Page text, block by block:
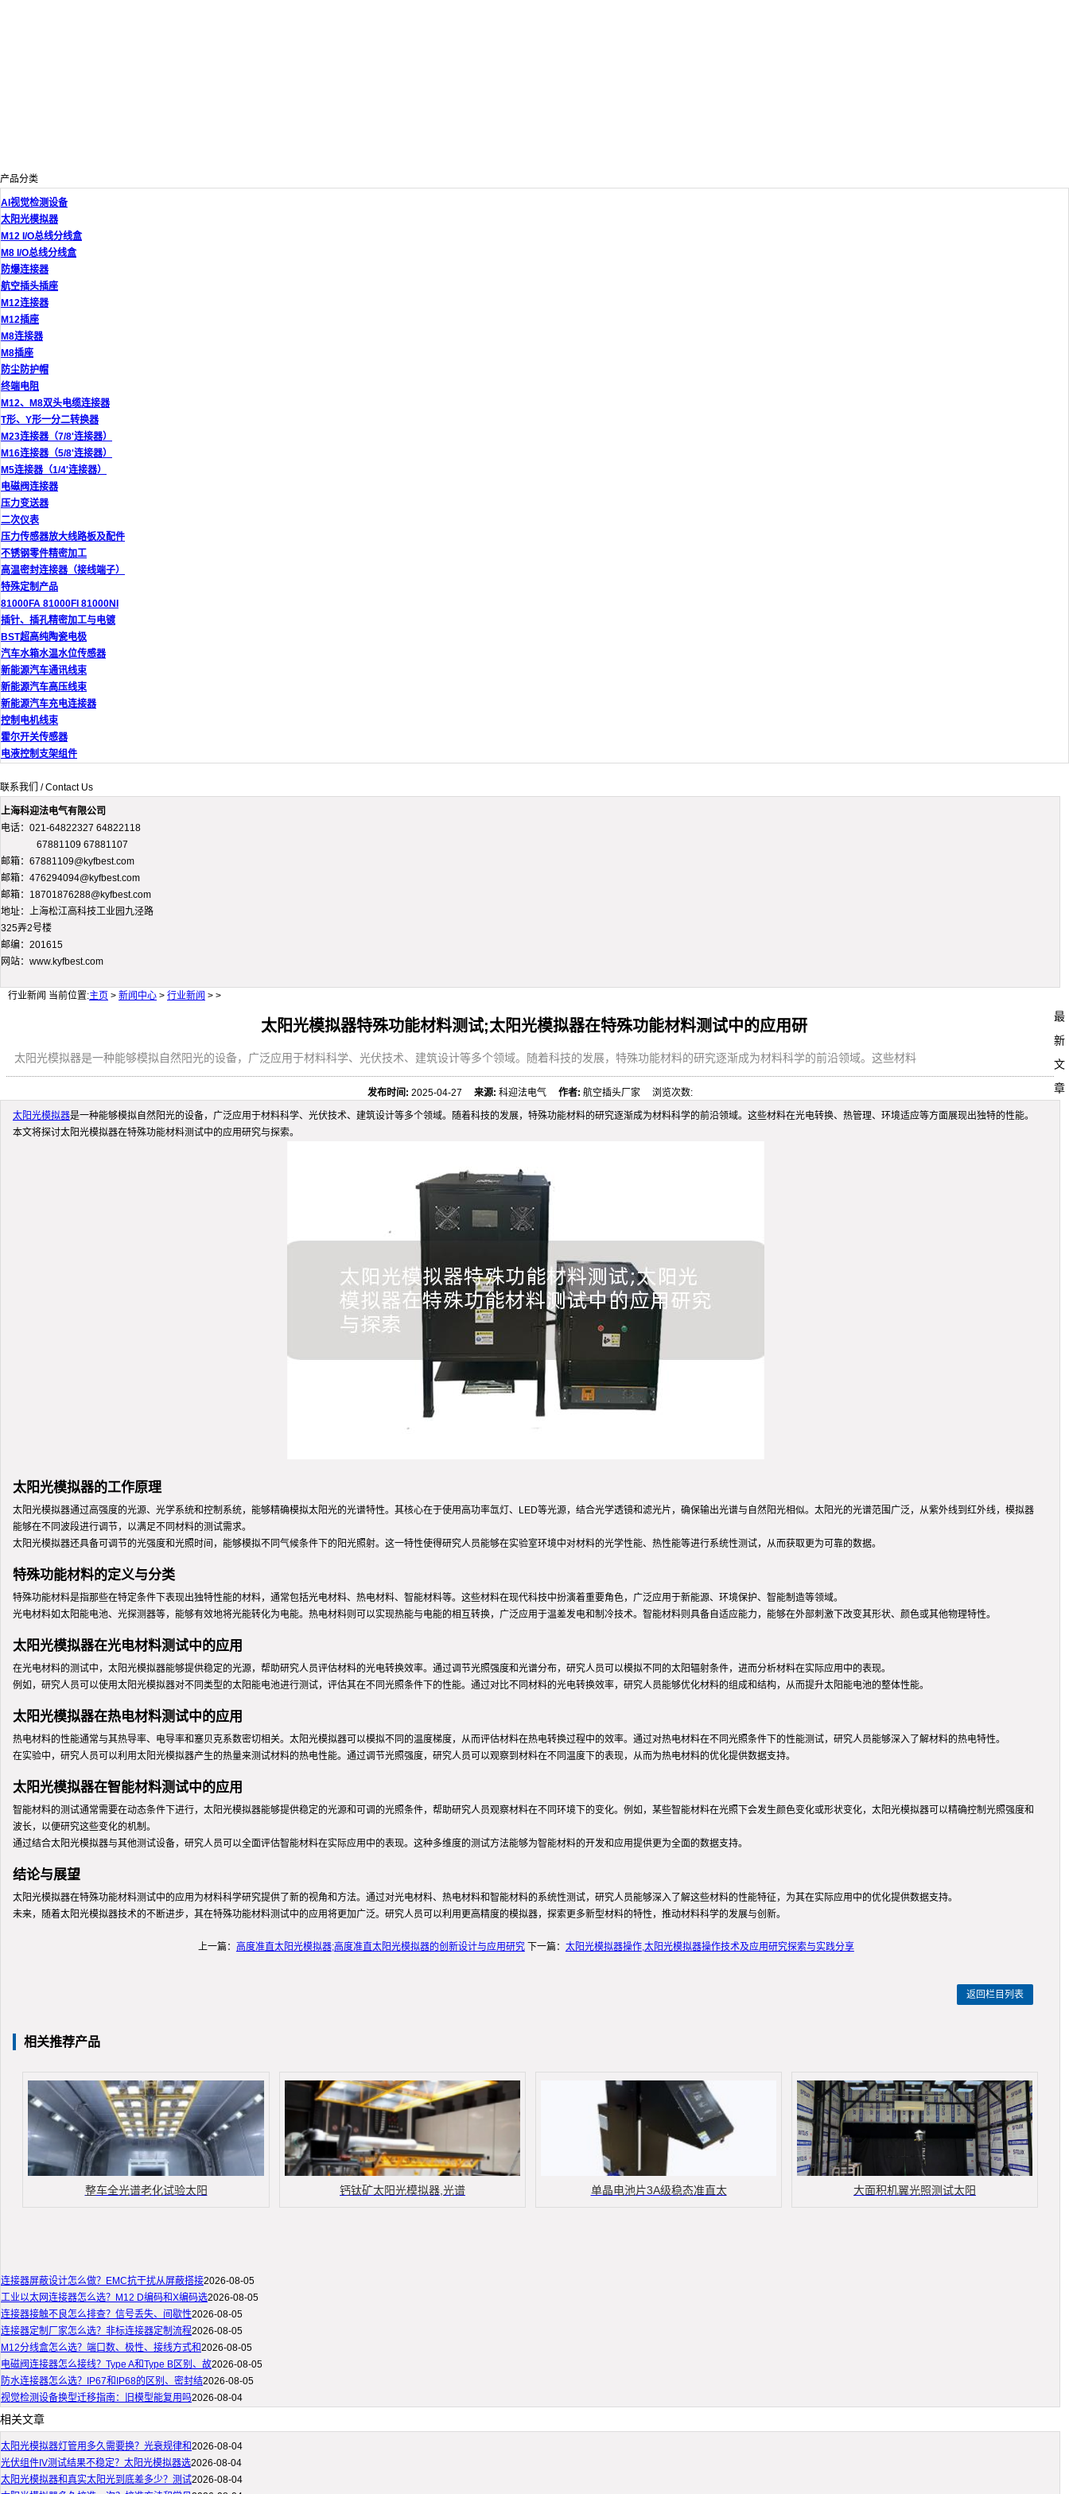
产品分类
AI视觉检测设备
太阳光模拟器
M12 I/O总线分线盒
M8 I/O总线分线盒
防爆连接器
航空插头插座
M12连接器
M12插座
M8连接器
M8插座
防尘防护帽
终端电阻
M12、M8双头电缆连接器
T形、Y形一分二转换器
M23连接器（7/8'连接器）
M16连接器（5/8'连接器）
M5连接器（1/4'连接器）
电磁阀连接器
压力变送器
二次仪表
压力传感器放大线路板及配件
不锈钢零件精密加工
高温密封连接器（接线端子）
特殊定制产品
81000FA 81000FI 81000NI
插针、插孔精密加工与电镀
BST超高纯陶瓷电极
汽车水箱水温水位传感器
新能源汽车通讯线束
新能源汽车高压线束
新能源汽车充电连接器
控制电机线束
霍尔开关传感器
电液控制支架组件
联系我们 / Contact Us
上海科迎法电气有限公司
电话：021-64822327 64822118
67881109 67881107
邮箱：67881109@kyfbest.com
邮箱：476294094@kyfbest.com
邮箱：18701876288@kyfbest.com
地址：上海松江高科技工业园九泾路
325弄2号楼
邮编：201615
网站：www.kyfbest.com
行业新闻 当前位置:主页 > 新闻中心 > 行业新闻 > >
太阳光模拟器特殊功能材料测试;太阳光模拟器在特殊功能材料测试中的应用研
太阳光模拟器是一种能够模拟自然阳光的设备，广泛应用于材料科学、光伏技术、建筑设计等多个领域。随着科技的发展，特殊功能材料的研究逐渐成为材料科学的前沿领域。这些材料
发布时间: 2025-04-27来源: 科迎法电气作者: 航空插头厂家 浏览次数:
太阳光模拟器是一种能够模拟自然阳光的设备，广泛应用于材料科学、光伏技术、建筑设计等多个领域。随着科技的发展，特殊功能材料的研究逐渐成为材料科学的前沿领域。这些材料在光电转换、热管理、环境适应等方面展现出独特的性能。
本文将探讨太阳光模拟器在特殊功能材料测试中的应用研究与探索。
太阳光模拟器的工作原理
太阳光模拟器通过高强度的光源、光学系统和控制系统，能够精确模拟太阳光的光谱特性。其核心在于使用高功率氙灯、LED等光源，结合光学透镜和滤光片，确保输出光谱与自然阳光相似。太阳光的光谱范围广泛，从紫外线到红外线，模拟器
能够在不同波段进行调节，以满足不同材料的测试需求。
太阳光模拟器还具备可调节的光强度和光照时间，能够模拟不同气候条件下的阳光照射。这一特性使得研究人员能够在实验室环境中对材料的光学性能、热性能等进行系统性测试，从而获取更为可靠的数据。
特殊功能材料的定义与分类
特殊功能材料是指那些在特定条件下表现出独特性能的材料，通常包括光电材料、热电材料、智能材料等。这些材料在现代科技中扮演着重要角色，广泛应用于新能源、环境保护、智能制造等领域。
光电材料如太阳能电池、光探测器等，能够有效地将光能转化为电能。热电材料则可以实现热能与电能的相互转换，广泛应用于温差发电和制冷技术。智能材料则具备自适应能力，能够在外部刺激下改变其形状、颜色或其他物理特性。
太阳光模拟器在光电材料测试中的应用
在光电材料的测试中，太阳光模拟器能够提供稳定的光源，帮助研究人员评估材料的光电转换效率。通过调节光照强度和光谱分布，研究人员可以模拟不同的太阳辐射条件，进而分析材料在实际应用中的表现。
例如，研究人员可以使用太阳光模拟器对不同类型的太阳能电池进行测试，评估其在不同光照条件下的性能。通过对比不同材料的光电转换效率，研究人员能够优化材料的组成和结构，从而提升太阳能电池的整体性能。
太阳光模拟器在热电材料测试中的应用
热电材料的性能通常与其热导率、电导率和塞贝克系数密切相关。太阳光模拟器可以模拟不同的温度梯度，从而评估材料在热电转换过程中的效率。通过对热电材料在不同光照条件下的性能测试，研究人员能够深入了解材料的热电特性。
在实验中，研究人员可以利用太阳光模拟器产生的热量来测试材料的热电性能。通过调节光照强度，研究人员可以观察到材料在不同温度下的表现，从而为热电材料的优化提供数据支持。
太阳光模拟器在智能材料测试中的应用
智能材料的测试通常需要在动态条件下进行，太阳光模拟器能够提供稳定的光源和可调的光照条件，帮助研究人员观察材料在不同环境下的变化。例如，某些智能材料在光照下会发生颜色变化或形状变化，太阳光模拟器可以精确控制光照强度和
波长，以便研究这些变化的机制。
通过结合太阳光模拟器与其他测试设备，研究人员可以全面评估智能材料在实际应用中的表现。这种多维度的测试方法能够为智能材料的开发和应用提供更为全面的数据支持。
结论与展望
太阳光模拟器在特殊功能材料测试中的应用为材料科学研究提供了新的视角和方法。通过对光电材料、热电材料和智能材料的系统性测试，研究人员能够深入了解这些材料的性能特征，为其在实际应用中的优化提供数据支持。
未来，随着太阳光模拟器技术的不断进步，其在特殊功能材料测试中的应用将更加广泛。研究人员可以利用更高精度的模拟器，探索更多新型材料的特性，推动材料科学的发展与创新。
上一篇： 高度准直太阳光模拟器;高度准直太阳光模拟器的创新设计与应用研究下一篇： 太阳光模拟器操作,太阳光模拟器操作技术及应用研究探索与实践分享
返回栏目列表
相关推荐产品
整车全光谱老化试验太阳 钙钛矿太阳光模拟器,光谱 单晶电池片3A级稳态准直太 大面积机翼光照测试太阳
最
新
文
章
连接器屏蔽设计怎么做？EMC抗干扰从屏蔽搭接2026-08-05
工业以太网连接器怎么选？M12 D编码和X编码选2026-08-05
连接器接触不良怎么排查？信号丢失、间歇性2026-08-05
连接器定制厂家怎么选？非标连接器定制流程2026-08-05
M12分线盒怎么选？端口数、极性、接线方式和2026-08-05
电磁阀连接器怎么接线？Type A和Type B区别、故2026-08-05
防水连接器怎么选？IP67和IP68的区别、密封结2026-08-05
视觉检测设备换型迁移指南：旧模型能复用吗2026-08-04
相关文章
太阳光模拟器灯管用多久需要换？光衰规律和2026-08-04
光伏组件IV测试结果不稳定？太阳光模拟器选2026-08-04
太阳光模拟器和真实太阳光到底差多少？测试2026-08-04